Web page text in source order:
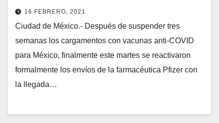
16 FEBRERO, 2021
Ciudad de México.- Después de suspender tres
semanas los cargamentos con vacunas anti-COVID
para México, finalmente este martes se reactivaron
formalmente los envíos de la farmacéutica Pfizer con
la llegada…